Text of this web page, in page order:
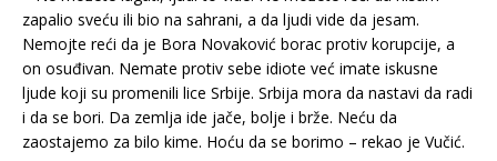
zapalio sveću ili bio na sahrani, a da ljudi vide da jesam.
Nemojte reći da je Bora Novaković borac protiv korupcije, a
on osuđivan. Nemate protiv sebe idiote već imate iskusne
ljude koji su promenili lice Srbije. Srbija mora da nastavi da radi
i da se bori. Da zemlja ide jače, bolje i brže. Neću da
zaostajemo za bilo kime. Hoću da se borimo – rekao je Vučić.